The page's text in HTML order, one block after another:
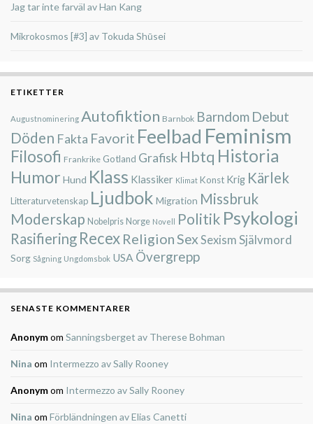
Jag tar inte farväl av Han Kang
Mikrokosmos [#3] av Tokuda Shūsei
ETIKETTER
Augustnominering Autofiktion Barnbok Barndom Debut
Döden Fakta Favorit Feelbad Feminism
Filosofi Frankrike Gotland Grafisk Hbtq Historia
Humor Hund Klass Klassiker Klimat Konst Krig Kärlek
Litteraturvetenskap Ljudbok Migration Missbruk
Moderskap Nobelpris Norge Novell Politik Psykologi
Rasifiering Recex ReligionSex Sexism Självmord
Sorg Sågning Ungdomsbok USA Övergrepp
SENASTE KOMMENTARER
Anonymom Sanningsberget av Therese Bohman
Nina om Intermezzo av Sally Rooney
Anonymom Intermezzo av Sally Rooney
Nina om Förbländningen av Elias Canetti